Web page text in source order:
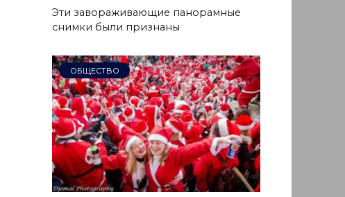
Эти завораживающие панорамные
снимки были признаны
ОБЩЕСТВО